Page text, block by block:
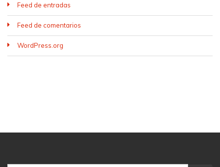
Feed de entradas
Feed de comentarios
WordPress.org